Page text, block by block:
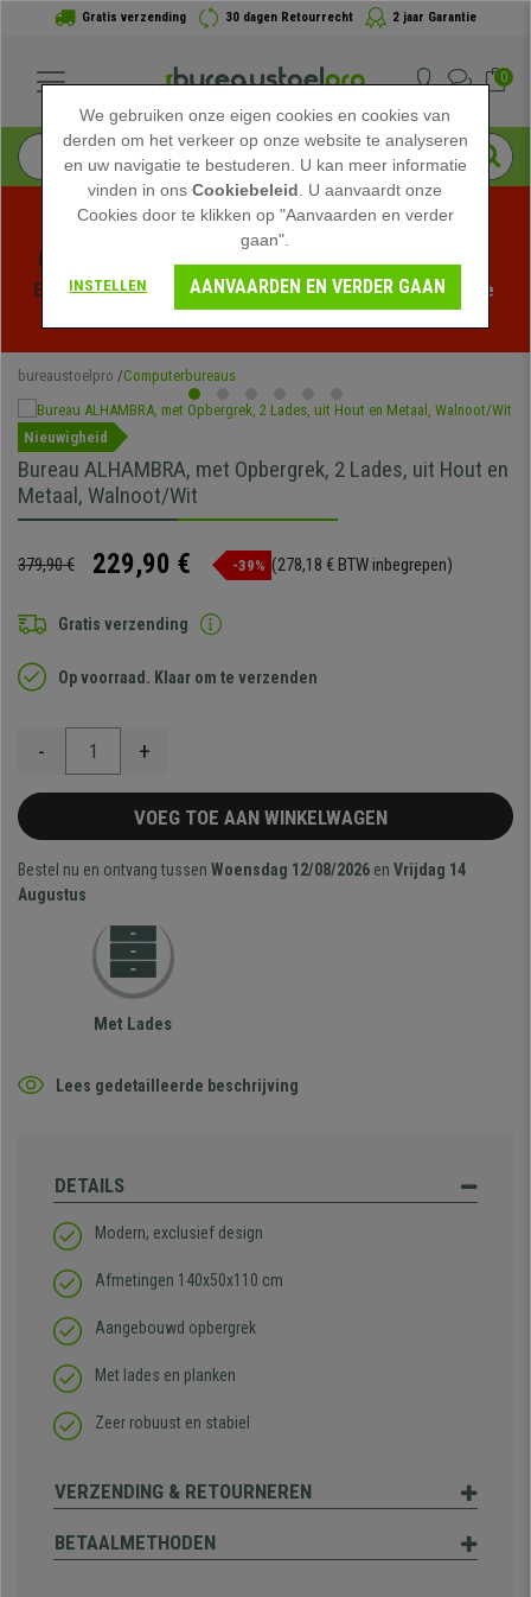
Gratis verzending 30 dagen Retourrecht 2 jaar Garantie
0
Profiteer van de Zomeruitverkoop bij bureaustoelpro!
Exclusieve kortingen voor een beperkte tijd - Bekijk de
bureaustoelpro Computerbureaus
Nieuwigheid
Bureau ALHAMBRA, met Opbergrek, 2 Lades, uit Hout en
Metaal, Walnoot/Wit
379,90 € 229,90 € -39% (278,18 € BTW inbegrepen)
Gratis verzending
Op voorraad. Klaar om te verzenden
- +
VOEG TOE AAN WINKELWAGEN
Bestel nu en ontvang tussen Woensdag 12/08/2026 en Vrijdag 14
Augustus
Met Lades
Lees gedetailleerde beschrijving
DETAILS
Modern, exclusief design
Afmetingen 140x50x110 cm
Aangebouwd opbergrek
Met lades en planken
Zeer robuust en stabiel
VERZENDING & RETOURNEREN
BETAALMETHODEN
We gebruiken onze eigen cookies en cookies van
derden om het verkeer op onze website te analyseren
en uw navigatie te bestuderen. U kan meer informatie
vinden in onsCookiebeleid . U aanvaardt onze
Cookies door te klikken op "Aanvaarden en verder
gaan".
INSTELLEN AANVAARDEN EN VERDER GAAN